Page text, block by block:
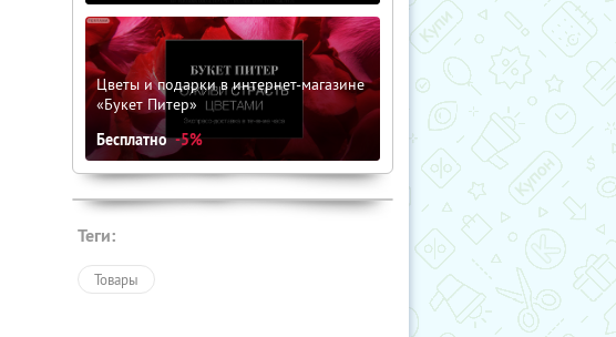
Цветы и подарки в интернет-магазине
«Букет Питер»
Бесплатно -5%
Теги:
Товары